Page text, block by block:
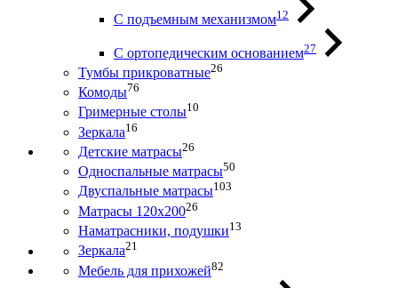
С подъемным механизмом12
С ортопедическим основанием27
Тумбы прикроватные26
Комоды76
Гримерные столы10
Зеркала16
Детские матрасы26
Односпальные матрасы50
Двуспальные матрасы103
Матрасы 120х20026
Наматрасники, подушки13
Зеркала21
Мебель для прихожей82